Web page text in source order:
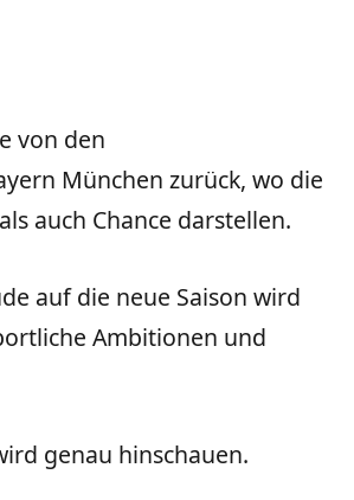
von den
München zurück, wo die
auch Chance darstellen.
auf die neue Saison wird
Ambitionen und
genau hinschauen.